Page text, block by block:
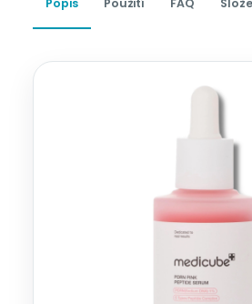
Popis Použití FAQ